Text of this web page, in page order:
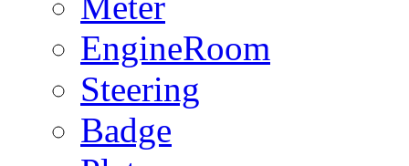
EngineRoom
Steering
Badge